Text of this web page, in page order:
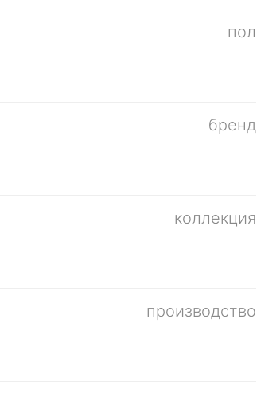
пол
бренд
коллекция
производство